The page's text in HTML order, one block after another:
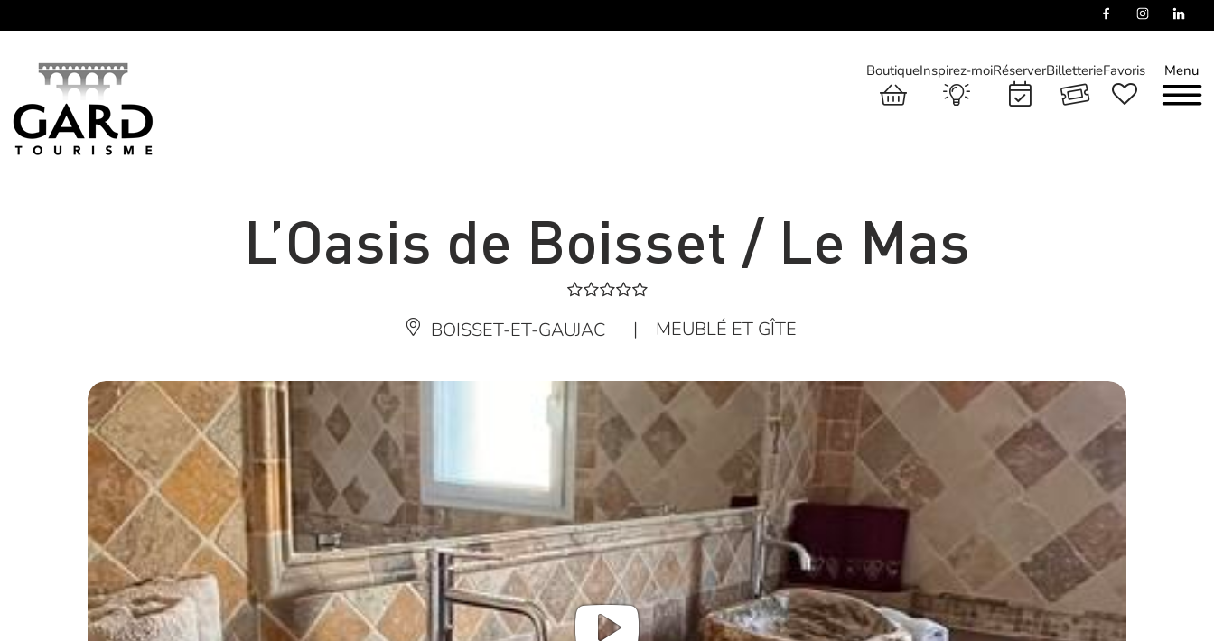
Menu
BoutiqueInspirez-moiRéserverBilletterieFavoris
L’Oasis de Boisset / Le Mas
BOISSET-ET-GAUJAC | MEUBLÉ ET GÎTE